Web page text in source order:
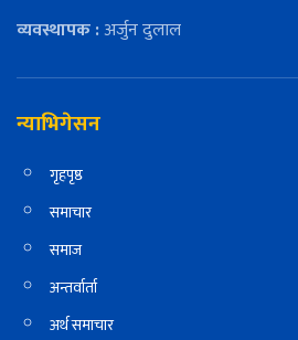
व्यवस्थापक :अर्जुन दुलाल
न्याभिगेसन
गृहपृष्ठ
समाचार
समाज
अन्तर्वार्ता
अर्थ समाचार